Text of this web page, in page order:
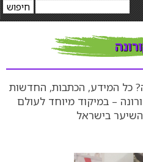
כל המידע, הכתבות, החדשות
– במיקוד מיוחד לעולם
השיער בישראל